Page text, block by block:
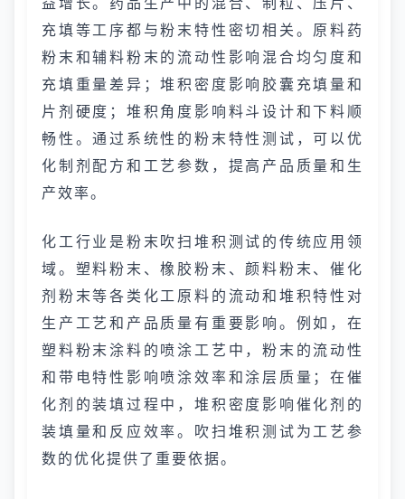
充填等工序都与粉末特性密切相关。原料药
粉末和辅料粉末的流动性影响混合均匀度和
充填重量差异；堆积密度影响胶囊充填量和
片剂硬度；堆积角度影响料斗设计和下料顺
畅性。通过系统性的粉末特性测试，可以优
化制剂配方和工艺参数，提高产品质量和生
产效率。
化工行业是粉末吹扫堆积测试的传统应用领
域。塑料粉末、橡胶粉末、颜料粉末、催化
剂粉末等各类化工原料的流动和堆积特性对
生产工艺和产品质量有重要影响。例如，在
塑料粉末涂料的喷涂工艺中，粉末的流动性
和带电特性影响喷涂效率和涂层质量；在催
化剂的装填过程中，堆积密度影响催化剂的
装填量和反应效率。吹扫堆积测试为工艺参
数的优化提供了重要依据。